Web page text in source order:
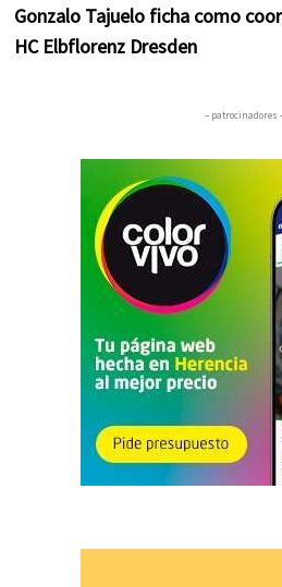
Gonzalo Tajuelo ficha como
HC Elbflorenz Dresden
– patrocinadores